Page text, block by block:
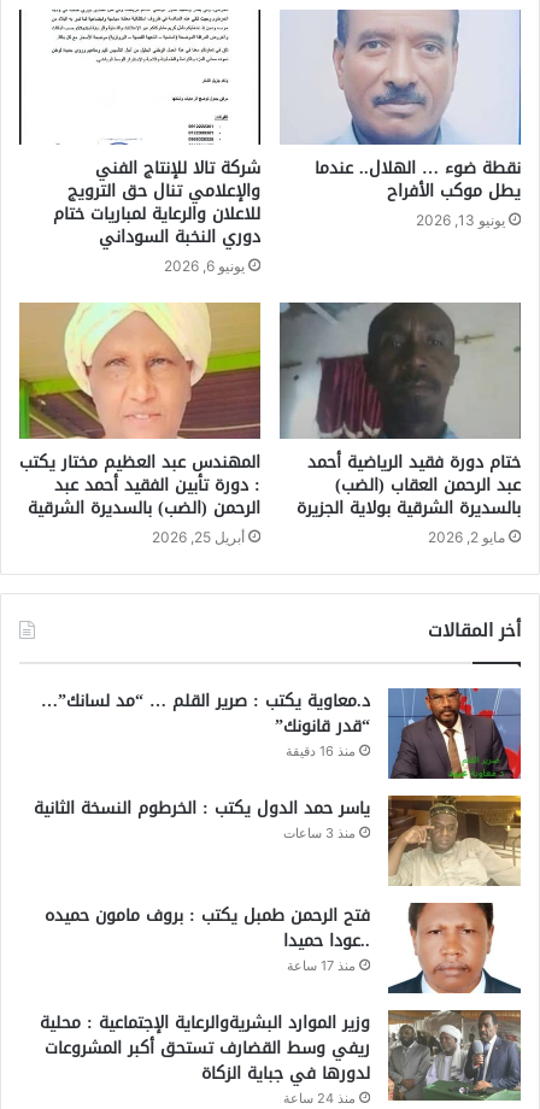
نقطة ضوء … الهلال.. عندما
يطل موكب الأفراح
يونيو 13, 2026
شركة تالا للإنتاج الفني
والإعلامي تنال حق الترويج
للاعلان والرعاية لمباريات ختام
دوري النخبة السوداني
يونيو 6, 2026
ختام دورة فقيد الرياضية أحمد
عبد الرحمن العقاب (الضب)
بالسديرة الشرقية بولاية الجزيرة
مايو 2, 2026
المهندس عبد العظيم مختار يكتب
: دورة تأبين الفقيد أحمد عبد
الرحمن (الضب) بالسديرة الشرقية
أبريل 25, 2026
أخر المقالات
د.معاوية يكتب : صرير القلم … “مد لسانك”…
“قدر قانونك”
منذ 16 دقيقة
ياسر حمد الدول يكتب : الخرطوم النسخة الثانية
منذ 3 ساعات
فتح الرحمن طمبل يكتب : بروف مامون حميده
..عودا حميدا
منذ 17 ساعة
وزير الموارد البشريةوالرعاية الإجتماعية : محلية
ريفي وسط القضارف تستحق أكبر المشروعات
لدورها في جباية الزكاة
منذ 24 ساعة